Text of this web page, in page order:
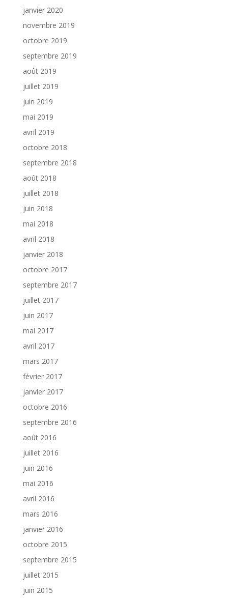
janvier 2020
novembre 2019
octobre 2019
septembre 2019
août 2019
juillet 2019
juin 2019
mai 2019
avril 2019
octobre 2018
septembre 2018
août 2018
juillet 2018
juin 2018
mai 2018
avril 2018
janvier 2018
octobre 2017
septembre 2017
juillet 2017
juin 2017
mai 2017
avril 2017
mars 2017
février 2017
janvier 2017
octobre 2016
septembre 2016
août 2016
juillet 2016
juin 2016
mai 2016
avril 2016
mars 2016
janvier 2016
octobre 2015
septembre 2015
juillet 2015
juin 2015